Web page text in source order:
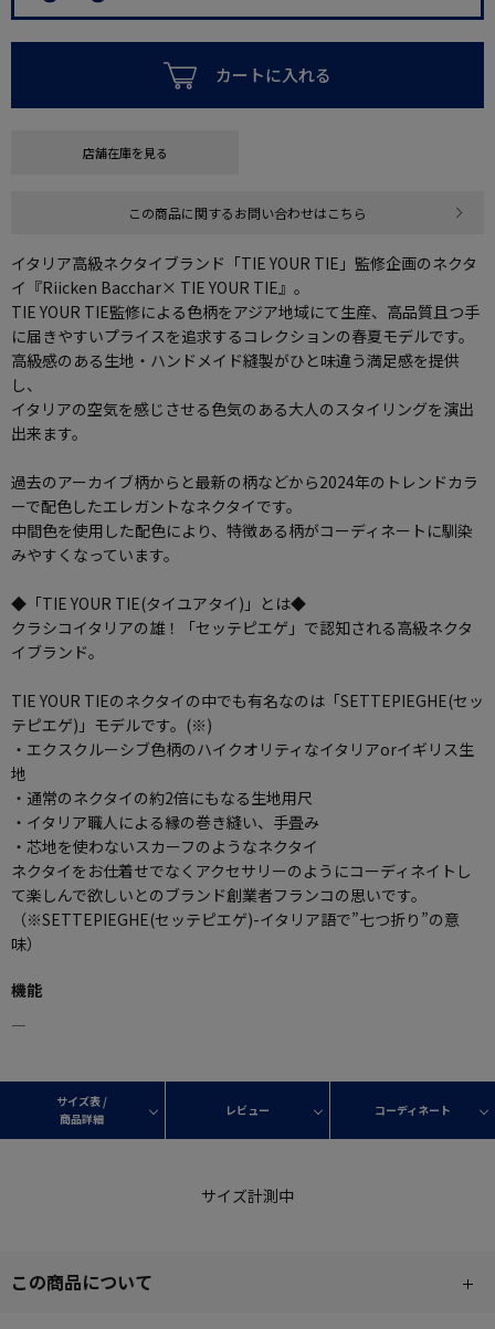
カートに入れる
店舗在庫を見る
この商品に関するお問い合わせはこちら
イタリア高級ネクタイブランド「TIE YOUR TIE」監修企画のネクタ
イ『Riicken Bacchar× TIE YOUR TIE』。
TIE YOUR TIE監修による色柄をアジア地域にて生産、高品質且つ手
に届きやすいプライスを追求するコレクションの春夏モデルです。
高級感のある生地・ハンドメイド縫製がひと味違う満足感を提供
し、
イタリアの空気を感じさせる色気のある大人のスタイリングを演出
出来ます。
過去のアーカイブ柄からと最新の柄などから2024年のトレンドカラ
ーで配色したエレガントなネクタイです。
中間色を使用した配色により、特徴ある柄がコーディネートに馴染
みやすくなっています。
◆「TIE YOUR TIE(タイユアタイ)」とは◆
クラシコイタリアの雄！「セッテピエゲ」で認知される高級ネクタ
イブランド。
TIE YOUR TIEのネクタイの中でも有名なのは「SETTEPIEGHE(セッ
テピエゲ)」モデルです。(※)
・エクスクルーシブ色柄のハイクオリティなイタリアorイギリス生
地
・通常のネクタイの約2倍にもなる生地用尺
・イタリア職人による縁の巻き縫い、手畳み
・芯地を使わないスカーフのようなネクタイ
ネクタイをお仕着せでなくアクセサリーのようにコーディネイトし
て楽しんで欲しいとのブランド創業者フランコの思いです。
（※SETTEPIEGHE(セッテピエゲ)-イタリア語で”七つ折り”の意
味）
機能
―
サイズ表 /
商品詳細
レビュー コーディネート
サイズ計測中
この商品について